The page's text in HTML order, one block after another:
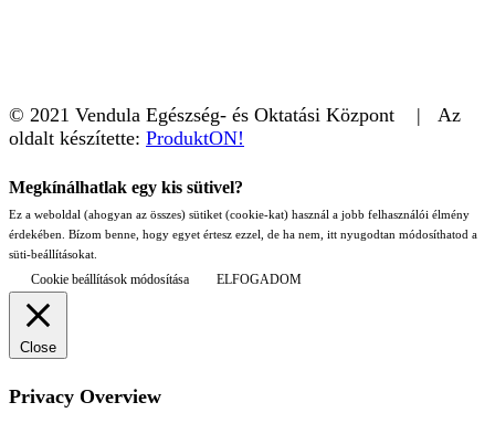
© 2021 Vendula Egészség- és Oktatási Központ | Az
oldalt készítette: ProduktON!
Megkínálhatlak egy kis sütivel?
Ez a weboldal (ahogyan az összes) sütiket (cookie-kat) használ a jobb felhasználói élmény
érdekében. Bízom benne, hogy egyet értesz ezzel, de ha nem, itt nyugodtan módosíthatod a
süti-beállításokat.
Cookie beállítások módosítása ELFOGADOM
Close
Privacy Overview